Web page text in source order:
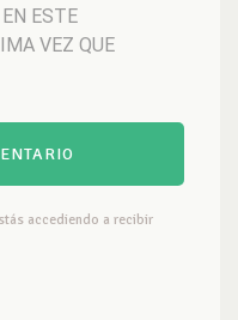
ESTE
VEZ QUE
accediendo a recibir